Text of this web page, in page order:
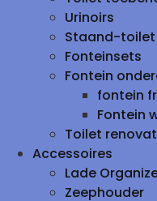
Urinoirs
Staand-toilet
Fonteinsets
Fontein
fontein
Fontein
Toilet
Accessoires
Lade
Zeephouder